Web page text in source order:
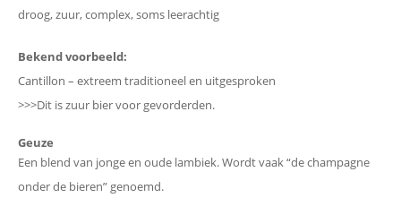
droog, zuur, complex, soms leerachtig
Bekend voorbeeld:
Cantillon – extreem traditioneel en uitgesproken
>>>Dit is zuur bier voor gevorderden.
Geuze
Een blend van jonge en oude lambiek. Wordt vaak “de champagne
onder de bieren” genoemd.